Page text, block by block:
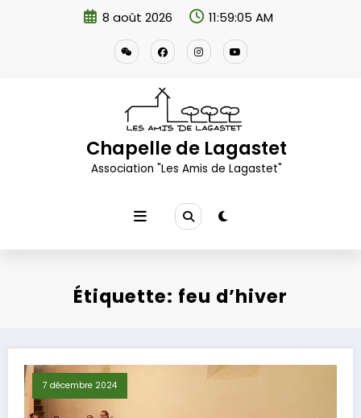
8 août 2026 11:59:06 AM
Chapelle de Lagastet
Association "Les Amis de Lagastet"
Étiquette: feu d’hiver
7 décembre 2024